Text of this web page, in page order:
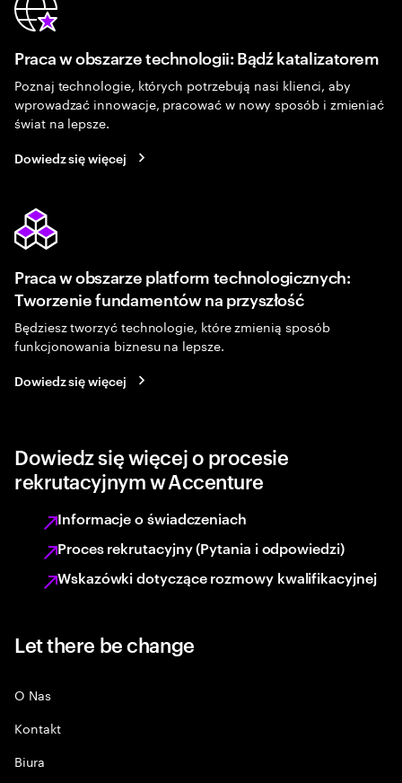
Praca w obszarze technologii: Bądź katalizatorem
Poznaj technologie, których potrzebują nasi klienci, aby
wprowadzać innowacje, pracować w nowy sposób i zmieniać
świat na lepsze.
Dowiedz się więcej
Praca w obszarze platform technologicznych:
Tworzenie fundamentów na przyszłość
Będziesz tworzyć technologie, które zmienią sposób
funkcjonowania biznesu na lepsze.
Dowiedz się więcej
Dowiedz się więcej o procesie
rekrutacyjnym w Accenture
Informacje o świadczeniach
Proces rekrutacyjny (Pytania i odpowiedzi)
Wskazówki dotyczące rozmowy kwalifikacyjnej
Let there be change
O Nas
Kontakt
Biura